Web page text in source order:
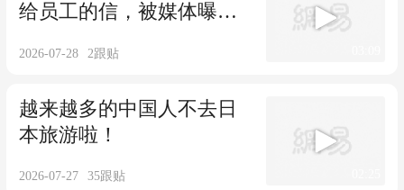
给员工的信，被媒体曝
2026-07-28 2跟贴
越来越多的中国人不去日
本旅游啦！
2026-07-27 35跟贴